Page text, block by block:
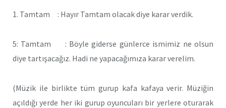
1. Tamtam : Hayır Tamtam olacak diye karar verdik.
5: Tamtam : Böyle giderse günlerce ismimiz ne olsun
diye tartışacağız. Hadi ne yapacağımıza karar verelim.
(Müzik ile birlikte tüm gurup kafa kafaya verir. Müziğin
açıldığı yerde her iki gurup oyuncuları bir yerlere oturarak